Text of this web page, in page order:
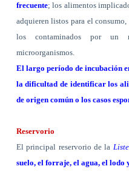
frecuente; los alimentos
adquieren listos para el
los contaminados por un
microorganismos.
El largo período de incubación
la dificultad de identificar los
de origen común o los casos
Reservorio
El principal reservorio de la
suelo, el forraje, el agua, el lodo